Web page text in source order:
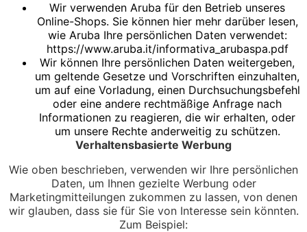
Wir verwenden Aruba für den Betrieb unseres
Online-Shops. Sie können hier mehr darüber lesen,
wie Aruba Ihre persönlichen Daten verwendet:
https://www.aruba.it/informativa_arubaspa.pdf
Wir können Ihre persönlichen Daten weitergeben,
um geltende Gesetze und Vorschriften einzuhalten,
um auf eine Vorladung, einen Durchsuchungsbefehl
oder eine andere rechtmäßige Anfrage nach
Informationen zu reagieren, die wir erhalten, oder
um unsere Rechte anderweitig zu schützen.
Verhaltensbasierte Werbung
Wie oben beschrieben, verwenden wir Ihre persönlichen
Daten, um Ihnen gezielte Werbung oder
Marketingmitteilungen zukommen zu lassen, von denen
wir glauben, dass sie für Sie von Interesse sein könnten.
Zum Beispiel: